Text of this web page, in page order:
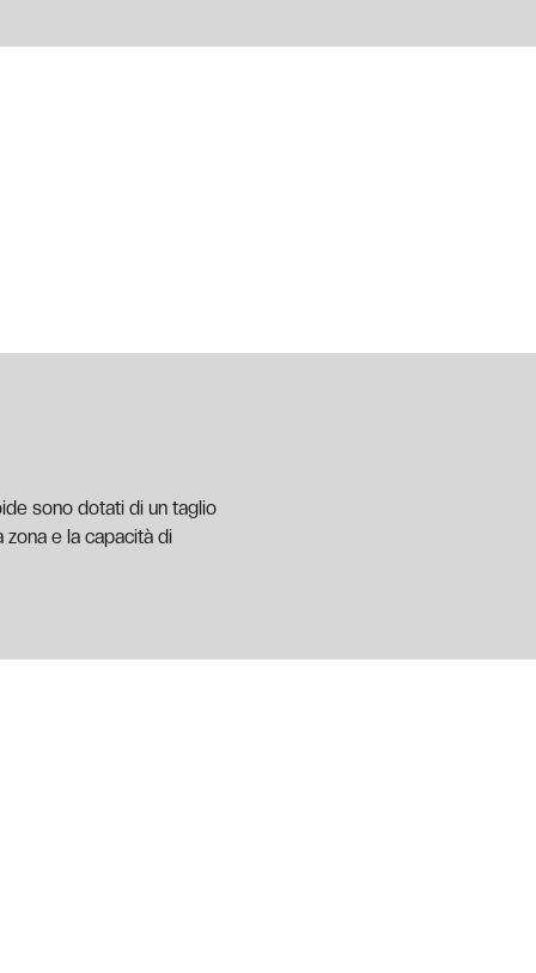
sono dotati di un taglio
e la capacità di